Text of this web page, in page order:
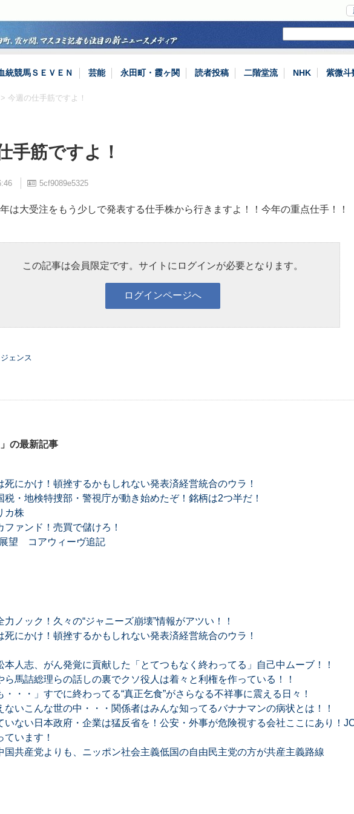
統競馬ＳＥＶＥＮ 芸能 永田町・霞ヶ関 読者投稿 二階堂流 NHK 紫微斗
> 今週の仕手筋ですよ！
手筋ですよ！
5cf9089e5325
は大受注をもう少しで発表する仕手株から行きますよ！！今年の重点仕手！！
この記事は会員限定です。サイトにログインが必要となります。
ェンス
の最新記事
死にかけ！頓挫するかもしれない発表済経営統合のウラ！
税・地検特捜部・警視庁が動き始めたぞ！銘柄は2つ半だ！
カ株
ァンド！売買で儲けろ！
望 コアウィーヴ追記
ノック！久々の“ジャニーズ崩壊”情報がアツい！！
死にかけ！頓挫するかもしれない発表済経営統合のウラ！
本人志、がん発覚に貢献した「とてつもなく終わってる」自己中ムーブ！！
ら馬詰総理らの話しの裏でクソ役人は着々と利権を作っている！！
・・・」すでに終わってる“真正乞食”がさらなる不祥事に震える日々！
ないこんな世の中・・・関係者はみんな知ってるバナナマンの病状とは！！
いない日本政府・企業は猛反省を！公安・外事が危険視する会社ここにあり！
ています！
共産党よりも、ニッポン社会主義低国の自由民主党の方が共産主義路線